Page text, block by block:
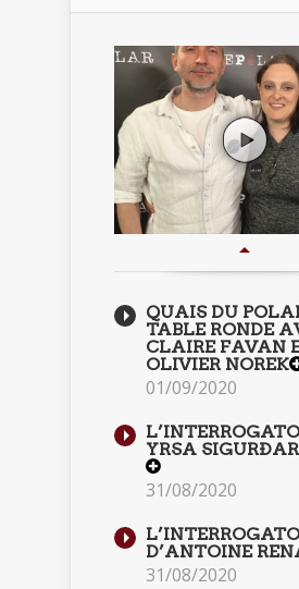
QUAIS DU
TABLE RONDE
CLAIRE FAVAN
OLIVIER NOREK
01/09/2020
YRSA
31/08/2020
D’ANTOINE
31/08/2020